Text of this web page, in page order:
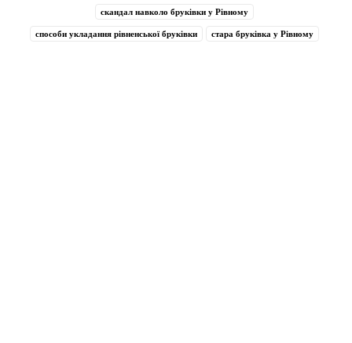
скандал навколо бруківки у Рівному
способи укладання рівненської бруківки стара бруківка у Рівному